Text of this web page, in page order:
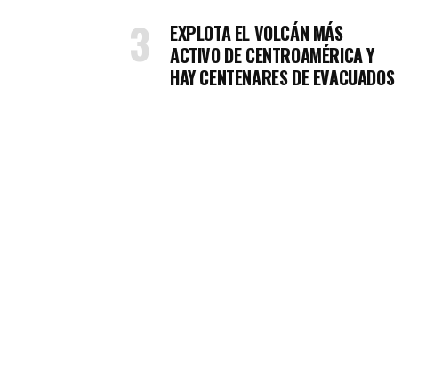
EXPLOTA EL VOLCÁN MÁS
ACTIVO DE CENTROAMÉRICA Y
HAY CENTENARES DE EVACUADOS